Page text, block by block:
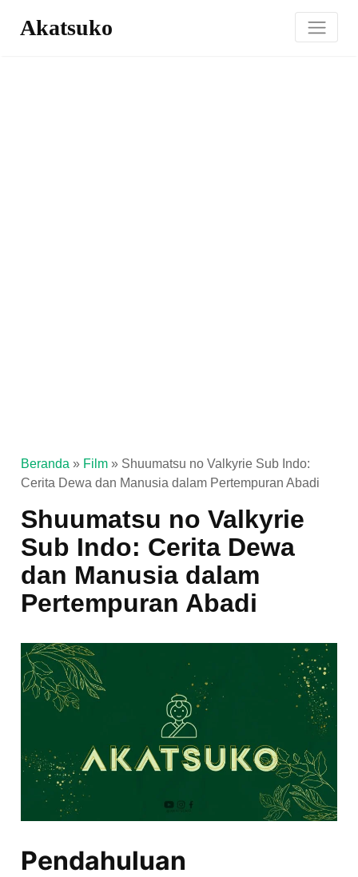
Akatsuko
Beranda » Film » Shuumatsu no Valkyrie Sub Indo:
Cerita Dewa dan Manusia dalam Pertempuran Abadi
Shuumatsu no Valkyrie
Sub Indo: Cerita Dewa
dan Manusia dalam
Pertempuran Abadi
Pendahuluan